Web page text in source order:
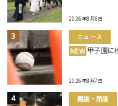
2026年8月6日
ニュース
NEW 甲子園に
2026年8月7日
開店・閉店